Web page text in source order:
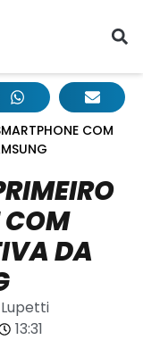
COM
COM
DA
13:31